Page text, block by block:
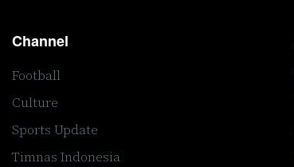
Channel
Football
Culture
Sports Update
Timnas Indonesia